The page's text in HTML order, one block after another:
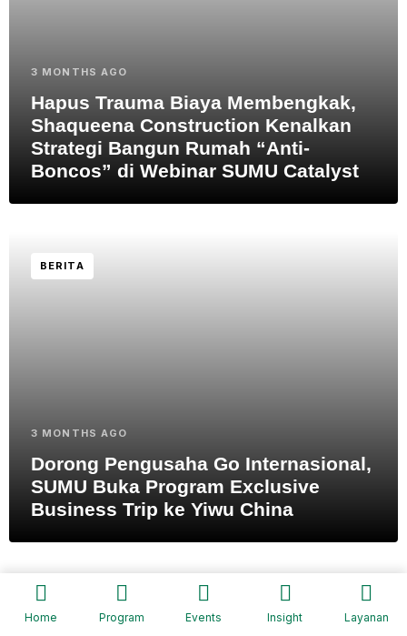
3 MONTHS AGO
Hapus Trauma Biaya Membengkak,
Shaqueena Construction Kenalkan
Strategi Bangun Rumah “Anti-
Boncos” di Webinar SUMU Catalyst
BERITA
3 MONTHS AGO
Dorong Pengusaha Go Internasional,
SUMU Buka Program Exclusive
Business Trip ke Yiwu China
BERITA
Home Program Events Insight Layanan